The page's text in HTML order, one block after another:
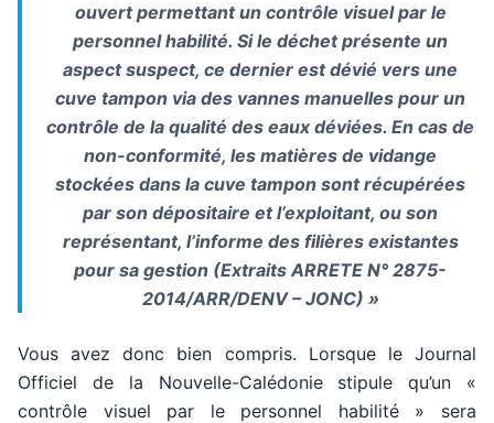
ouvert permettant un contrôle visuel par le
personnel habilité. Si le déchet présente un
aspect suspect, ce dernier est dévié vers une
cuve tampon via des vannes manuelles pour un
contrôle de la qualité des eaux déviées. En cas de
non-conformité, les matières de vidange
stockées dans la cuve tampon sont récupérées
par son dépositaire et l’exploitant, ou son
représentant, l’informe des filières existantes
pour sa gestion (Extraits ARRETE N° 2875-
2014/ARR/DENV – JONC) »
Vous avez donc bien compris. Lorsque le Journal
Officiel de la Nouvelle-Calédonie stipule qu’un «
contrôle visuel par le personnel habilité » sera